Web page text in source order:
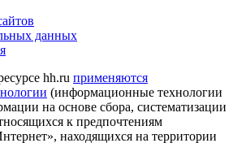
данных
hh.ru применяются
(информационные технологии
на основе сбора, систематизации
к предпочтениям
находящихся на территории